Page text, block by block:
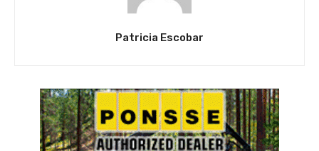
Patricia Escobar